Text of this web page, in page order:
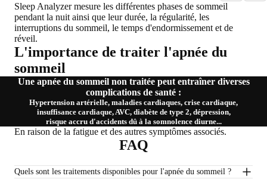
Sleep Analyzer mesure les différentes phases de sommeil
pendant la nuit ainsi que leur durée, la régularité, les
interruptions du sommeil, le temps d'endormissement et de
réveil.
L'importance de traiter l'apnée du
sommeil
Une apnée du sommeil non traitée peut entraîner diverses
complications de santé :
Hypertension artérielle, maladies cardiaques, crise cardiaque,
insuffisance cardiaque, AVC, diabète de type 2, dépression,
risque accru d'accidents dû à la somnolence diurne...
En raison de la fatigue et des autres symptômes associés.
FAQ
Quels sont les traitements disponibles pour l'apnée du sommeil ?